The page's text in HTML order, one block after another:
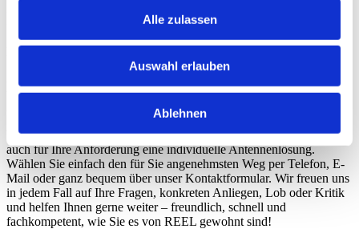
Alle zulassen
Auswahl erlauben
Ablehnen
Ihre Kontaktanfrage
Kontakt
umgesehen, benötigen aber weitere Informationen? Dann sind
Wir bei REEL verstehen uns als Problemlöser und finden sicher
auch für Ihre Anforderung eine individuelle Antennenlösung.
Wählen Sie einfach den für Sie angenehmsten Weg per Telefon, E-
Mail oder ganz bequem über unser Kontaktformular. Wir freuen uns
in jedem Fall auf Ihre Fragen, konkreten Anliegen, Lob oder Kritik
und helfen Ihnen gerne weiter – freundlich, schnell und
fachkompetent, wie Sie es von REEL gewohnt sind!